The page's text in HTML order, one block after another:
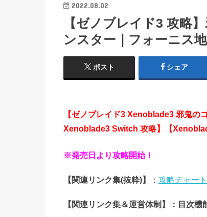
2022.08.02
【ゼノブレイド3 攻略
ンスター｜フォーニス
ポスト シェア
【ゼノブレイド3 Xenoblade3 邪鬼の
Xenoblade3 Switch 攻略】【
※発売日より攻略開始！
【関連リンク集(抜粋)】 ： 攻略チャート
【関連リンク集＆運営体制】：目次